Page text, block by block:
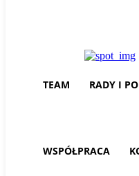
TEAM RADY I
WSPÓŁPRACA